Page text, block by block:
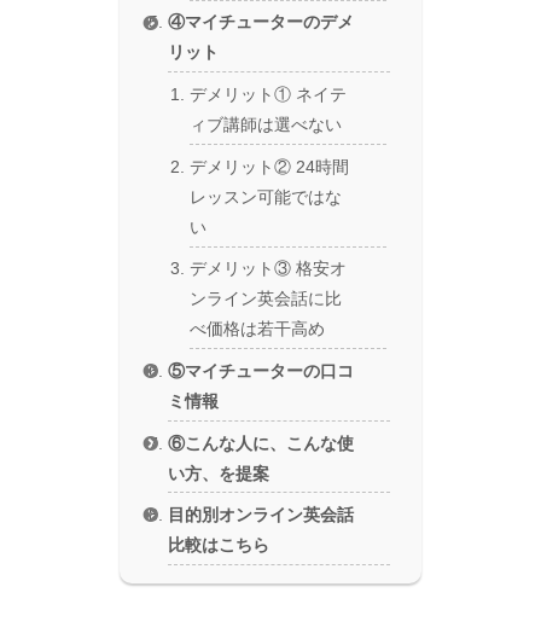
④マイチューターのデメ
リット
デメリット① ネイテ
ィブ講師は選べない
デメリット② 24時間
レッスン可能ではな
い
デメリット③ 格安オ
ンライン英会話に比
べ価格は若干高め
⑤マイチューターの口コ
ミ情報
⑥こんな人に、こんな使
い方、を提案
目的別オンライン英会話
比較はこちら